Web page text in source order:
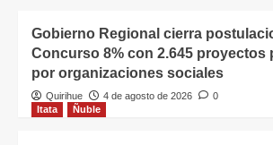
Gobierno Regional cierra
Concurso 8% con 2.645 proyectos
por organizaciones sociales
Quirihue 4 de agosto de 2026
0
Itata
Ñuble